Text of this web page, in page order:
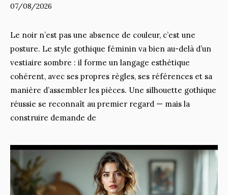
07/08/2026
Le noir n’est pas une absence de couleur, c’est une
posture. Le style gothique féminin va bien au-delà d’un
vestiaire sombre : il forme un langage esthétique
cohérent, avec ses propres règles, ses références et sa
manière d’assembler les pièces. Une silhouette gothique
réussie se reconnaît au premier regard — mais la
construire demande de